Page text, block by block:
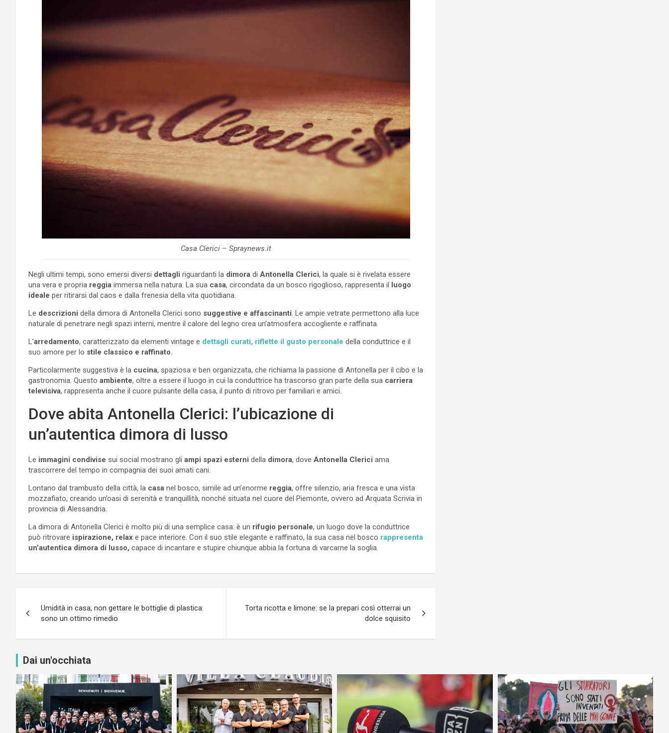
Casa Clerici – Spraynews.it
Negli ultimi tempi, sono emersi diversi dettagli riguardanti la dimora di Antonella Clerici, la quale si è rivelata essere
una vera e propria reggia immersa nella natura. La sua casa, circondata da un bosco rigoglioso, rappresenta il luogo
ideale per ritirarsi dal caos e dalla frenesia della vita quotidiana.
Le descrizioni della dimora di Antonella Clerici sono suggestive e affascinanti . Le ampie vetrate permettono alla luce
naturale di penetrare negli spazi interni, mentre il calore del legno crea un’atmosfera accogliente e raffinata.
L’arredamento, caratterizzato da elementi vintage e dettagli curati, riflette il gusto personale della conduttrice e il
suo amore per lo stile classico e raffinato.
Particolarmente suggestiva è la cucina, spaziosa e ben organizzata, che richiama la passione di Antonella per il cibo e la
gastronomia. Questo ambiente, oltre a essere il luogo in cui la conduttrice ha trascorso gran parte della sua carriera
televisiva, rappresenta anche il cuore pulsante della casa, il punto di ritrovo per familiari e amici.
Dove abita Antonella Clerici: l’ubicazione di
un’autentica dimora di lusso
Le immagini condivise sui social mostrano gli ampi spazi esterni della dimora, dove Antonella Clerici ama
trascorrere del tempo in compagnia dei suoi amati cani.
Lontano dal trambusto della città, la casa nel bosco, simile ad un’enorme reggia, offre silenzio, aria fresca e una vista
mozzafiato, creando un’oasi di serenità e tranquillità, nonché situata nel cuore del Piemonte, ovvero ad Arquata Scrivia in
provincia di Alessandria.
La dimora di Antonella Clerici è molto più di una semplice casa: è un rifugio personale, un luogo dove la conduttrice
può ritrovare ispirazione, relax e pace interiore. Con il suo stile elegante e raffinato, la sua casa nel bosco rappresenta
un’autentica dimora di lusso, capace di incantare e stupire chiunque abbia la fortuna di varcarne la soglia.
articoli
Umidità in casa, non gettare le bottiglie di plastica:
sono un ottimo rimedio
Torta ricotta e limone: se la prepari così otterrai un
dolce squisito
Dai un'occhiata